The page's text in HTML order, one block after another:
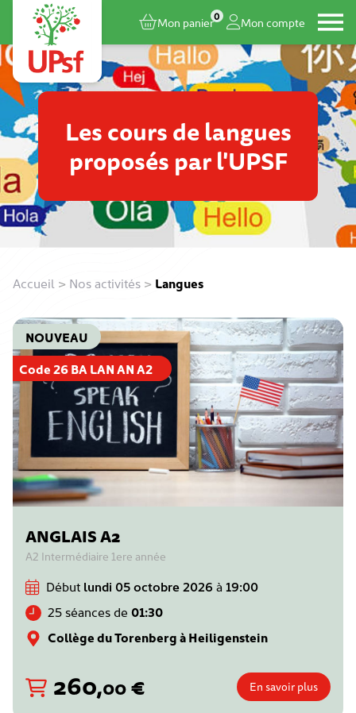
Mon panier0 Mon compte
Les cours de langues
proposés par l'UPSF
Accueil > Nos activités > Langues
Code 26 BA LAN AN A2
NOUVEAU
ANGLAIS A2
A2 Intermédiaire 1ere année
Début lundi 05 octobre 2026 à 19:00
25 séances de 01:30
Collège du Torenberg à Heiligenstein
260,00€ En savoir plus